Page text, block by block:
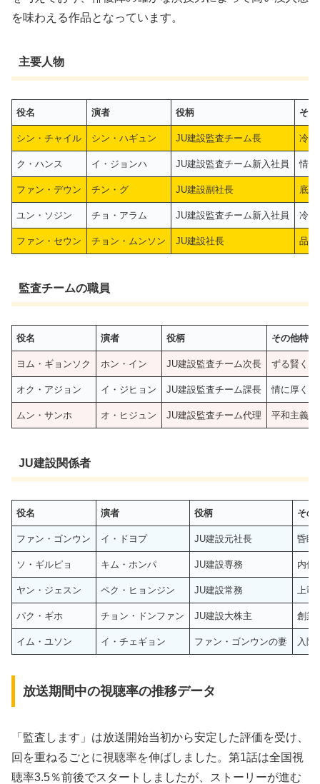
を味わえる作品となっています。
主要人物
役名 演者 役柄 そ
シン・チャイル シン・ハギュン JU建設監査チーム長 冷
ク・ハンス イ・ジョンハ JU建設監査チーム新入社員 情
ファン・デウン チン・グ JU建設副社長 底
ユン・ソジン チョ・アラム JU建設監査チーム新入社員 冷
ファン・セウン チョン・ムンソン JU建設社長 品
監査チームの職員
役名 演者 役柄 その他特徴
ヨム・ギョンソク ホン・イン JU建設監査チーム次長 ずる賢く
オク・アジョン イ・ジヒョン JU建設監査チーム課長 情に厚く
ムン・サンホ オ・ヒジュン JU建設監査チーム代理 平和主義
JU建設関係者
役名 演者 役柄 その
ファン・ゴンウン イ・ドヨプ JU建設元社長 昏睡
ソ・ギルピョ キム・ホンパ JU建設専務 内側
ヤン・ジェスン ペク・ヒョンジン JU建設常務 上司
パク・ギホ チョン・ドンファン JU建設大株主 創業
イム・ユソン イ・チェギョン ファン・ゴンウンの妻 入院
放送期間中の視聴率の推移データ
「監査します」は放送開始当初から安定した評価を受け、
回を重ねるごとに視聴率を伸ばしました。第1話は全国視
聴率3.5％前後でスタートしましたが、ストーリーが進む